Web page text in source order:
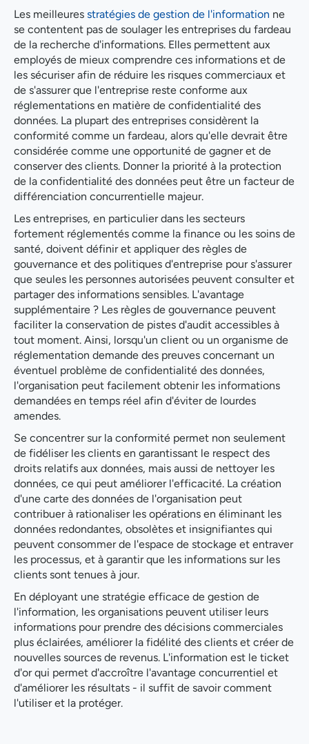
Les meilleures stratégies de gestion de l'information ne
se contentent pas de soulager les entreprises du fardeau
de la recherche d'informations. Elles permettent aux
employés de mieux comprendre ces informations et de
les sécuriser afin de réduire les risques commerciaux et
de s'assurer que l'entreprise reste conforme aux
réglementations en matière de confidentialité des
données. La plupart des entreprises considèrent la
conformité comme un fardeau, alors qu'elle devrait être
considérée comme une opportunité de gagner et de
conserver des clients. Donner la priorité à la protection
de la confidentialité des données peut être un facteur de
différenciation concurrentielle majeur.
Les entreprises, en particulier dans les secteurs
fortement réglementés comme la finance ou les soins de
santé, doivent définir et appliquer des règles de
gouvernance et des politiques d'entreprise pour s'assurer
que seules les personnes autorisées peuvent consulter et
partager des informations sensibles. L'avantage
supplémentaire ? Les règles de gouvernance peuvent
faciliter la conservation de pistes d'audit accessibles à
tout moment. Ainsi, lorsqu'un client ou un organisme de
réglementation demande des preuves concernant un
éventuel problème de confidentialité des données,
l'organisation peut facilement obtenir les informations
demandées en temps réel afin d'éviter de lourdes
amendes.
Se concentrer sur la conformité permet non seulement
de fidéliser les clients en garantissant le respect des
droits relatifs aux données, mais aussi de nettoyer les
données, ce qui peut améliorer l'efficacité. La création
d'une carte des données de l'organisation peut
contribuer à rationaliser les opérations en éliminant les
données redondantes, obsolètes et insignifiantes qui
peuvent consommer de l'espace de stockage et entraver
les processus, et à garantir que les informations sur les
clients sont tenues à jour.
En déployant une stratégie efficace de gestion de
l'information, les organisations peuvent utiliser leurs
informations pour prendre des décisions commerciales
plus éclairées, améliorer la fidélité des clients et créer de
nouvelles sources de revenus. L'information est le ticket
d'or qui permet d'accroître l'avantage concurrentiel et
d'améliorer les résultats - il suffit de savoir comment
l'utiliser et la protéger.